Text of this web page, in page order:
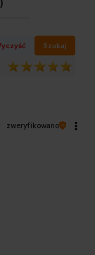
Szukaj
zweryfikowano